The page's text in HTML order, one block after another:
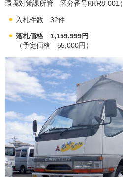
環境対策課所管 区分番号KKR8-001）
入札件数 32件
落札価格 1,159,999円
（予定価格 55,000円）